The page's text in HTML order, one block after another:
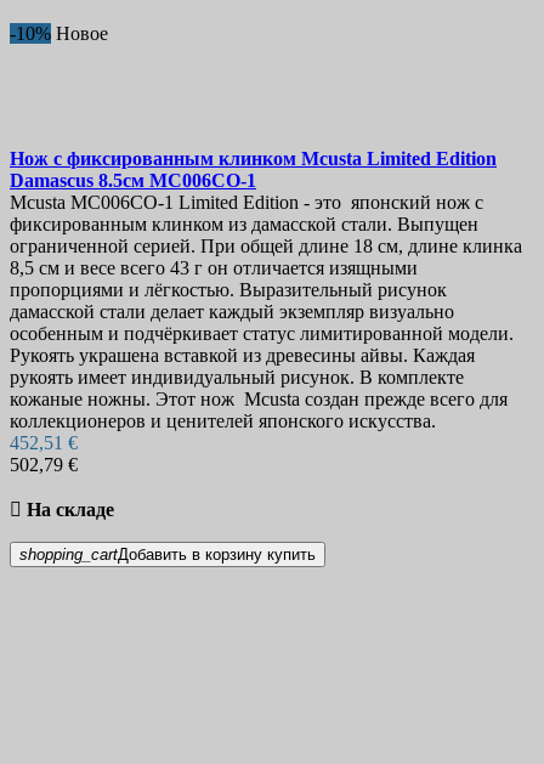
-10% Новое
Нож с фиксированным клинком Mcusta Limited Edition
Damascus 8.5см MC006CO-1
Mcusta MC006CO-1 Limited Edition - это японский нож с
фиксированным клинком из дамасской стали. Выпущен
ограниченной серией. При общей длине 18 см, длине клинка
8,5 см и весе всего 43 г он отличается изящными
пропорциями и лёгкостью. Выразительный рисунок
дамасской стали делает каждый экземпляр визуально
особенным и подчёркивает статус лимитированной модели.
Рукоять украшена вставкой из древесины айвы. Каждая
рукоять имеет индивидуальный рисунок. В комплекте
кожаные ножны. Этот нож Mcusta создан прежде всего для
коллекционеров и ценителей японского искусства.
452,51 €
502,79 €
 На складе
shopping_cartДобавить в корзину купить